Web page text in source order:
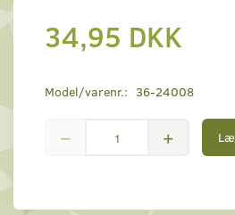
34,95 DKK
Model/varenr.: 36-24008